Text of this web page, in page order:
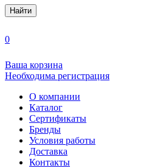
Найти
0
Ваша корзина
Необходима регистрация
О компании
Каталог
Сертификаты
Бренды
Условия работы
Доставка
Контакты